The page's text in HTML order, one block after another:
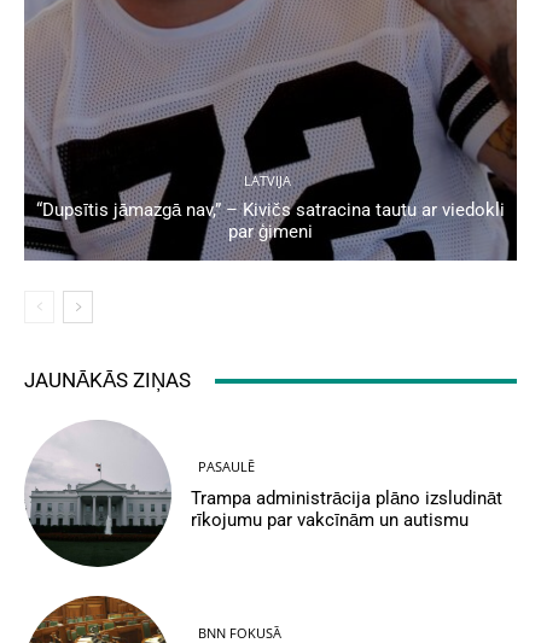
LATVIJA
“Dupsītis jāmazgā nav,” – Kivičs satracina tautu ar viedokli
par ģimeni
JAUNĀKĀS ZIŅAS
PASAULĒ
Trampa administrācija plāno izsludināt
rīkojumu par vakcīnām un autismu
BNN FOKUSĀ